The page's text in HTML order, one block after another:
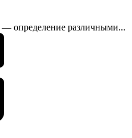
— определение различными...